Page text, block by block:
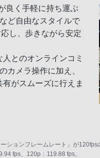
良く手軽に持ち運ぶ
ど自由なスタイルで
応し、歩きながら安定
とのオンラインコミ
カメラ操作に加え、
有がスムーズに行えま
ョンフレームレート」が
fps、120p：119.88 fps。